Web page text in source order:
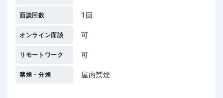
面談回数 1回
オンライン面談 可
リモートワーク 可
禁煙・分煙 屋内禁煙